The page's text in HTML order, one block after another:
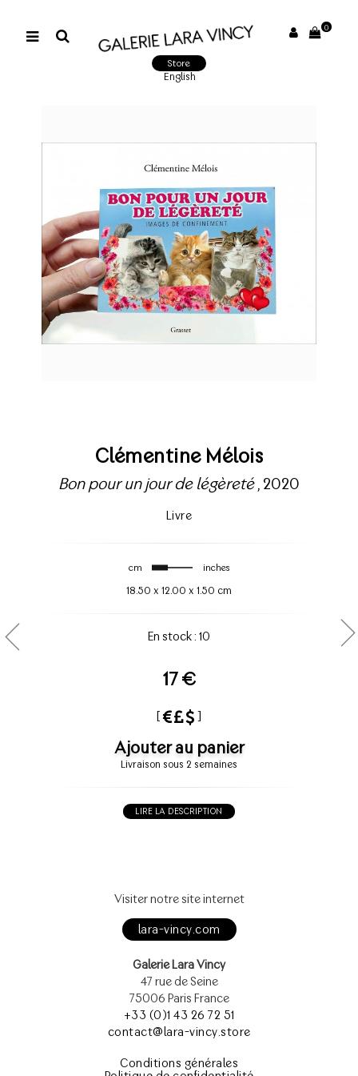
0
Store
English
Clémentine Mélois
Bon pour un jour de légèreté, 2020
Livre
cm inches
18.50 x 12.00 x 1.50 cm
En stock : 10
17 €
[ ]
Ajouter au panier
Livraison sous 2 semaines
LIRE LA DESCRIPTION
Visiter notre site internet
lara-vincy.com
Galerie Lara Vincy
47 rue de Seine
75006 Paris France
+33 (0)1 43 26 72 51
contact@lara-vincy.store
Conditions générales